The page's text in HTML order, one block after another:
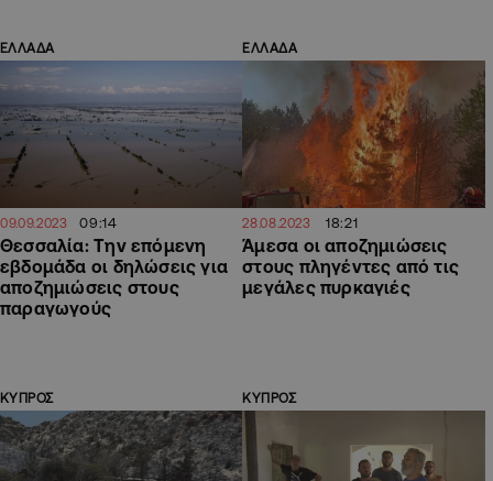
ΕΛΛΑΔΑ
09.09.2023 09:14
Θεσσαλία: Την επόμενη
εβδομάδα οι δηλώσεις για
αποζημιώσεις στους
παραγωγούς
ΕΛΛΑΔΑ
28.08.2023 18:21
Άμεσα οι αποζημιώσεις
στους πληγέντες από τις
μεγάλες πυρκαγιές
ΚΥΠΡΟΣ ΚΥΠΡΟΣ